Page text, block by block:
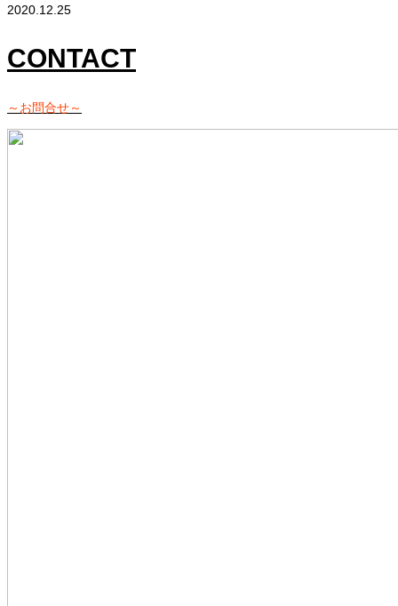
2020.12.25
CONTACT
～お問合せ～